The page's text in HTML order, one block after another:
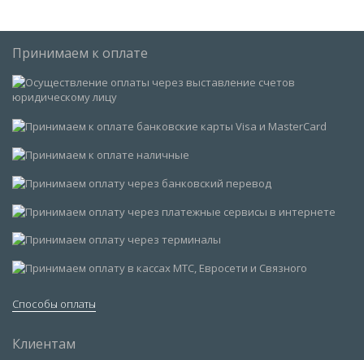
Принимаем к оплате
Способы оплаты
Клиентам